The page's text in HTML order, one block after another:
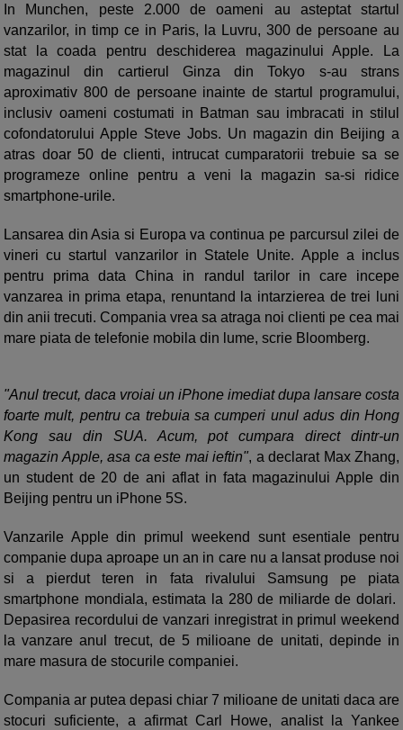
In Munchen, peste 2.000 de oameni au asteptat startul
vanzarilor, in timp ce in Paris, la Luvru, 300 de persoane au
stat la coada pentru deschiderea magazinului Apple. La
magazinul din cartierul Ginza din Tokyo s-au strans
aproximativ 800 de persoane inainte de startul programului,
inclusiv oameni costumati in Batman sau imbracati in stilul
cofondatorului Apple Steve Jobs. Un magazin din Beijing a
atras doar 50 de clienti, intrucat cumparatorii trebuie sa se
programeze online pentru a veni la magazin sa-si ridice
smartphone-urile.
Lansarea din Asia si Europa va continua pe parcursul zilei de
vineri cu startul vanzarilor in Statele Unite. Apple a inclus
pentru prima data China in randul tarilor in care incepe
vanzarea in prima etapa, renuntand la intarzierea de trei luni
din anii trecuti. Compania vrea sa atraga noi clienti pe cea mai
mare piata de telefonie mobila din lume, scrie Bloomberg.
"Anul trecut, daca vroiai un iPhone imediat dupa lansare costa
foarte mult, pentru ca trebuia sa cumperi unul adus din Hong
Kong sau din SUA. Acum, pot cumpara direct dintr-un
magazin Apple, asa ca este mai ieftin", a declarat Max Zhang,
un student de 20 de ani aflat in fata magazinului Apple din
Beijing pentru un iPhone 5S.
Vanzarile Apple din primul weekend sunt esentiale pentru
companie dupa aproape un an in care nu a lansat produse noi
si a pierdut teren in fata rivalului Samsung pe piata
smartphone mondiala, estimata la 280 de miliarde de dolari.
Depasirea recordului de vanzari inregistrat in primul weekend
la vanzare anul trecut, de 5 milioane de unitati, depinde in
mare masura de stocurile companiei.
Compania ar putea depasi chiar 7 milioane de unitati daca are
stocuri suficiente, a afirmat Carl Howe, analist la Yankee